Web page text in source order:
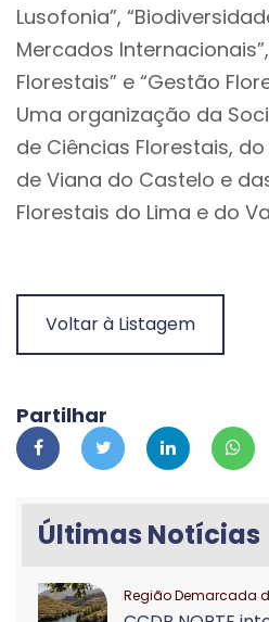
Lusofonia”,
Mercados
Florestais” e “Gestão
Uma organização da
de Ciências Florestais,
de Viana do Castelo e
Florestais do Lima e do
Voltar à Listagem
Partilhar
Últimas Notícias
Região Demarcada